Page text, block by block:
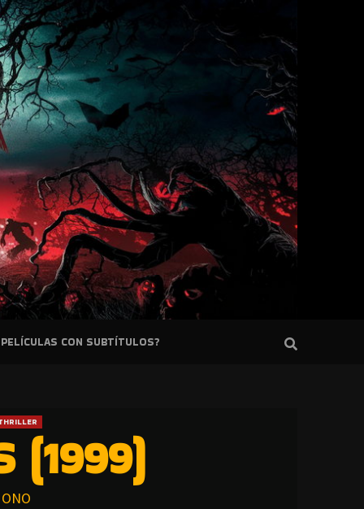
PELÍCULAS CON SUBTÍTULOS?
(1999)